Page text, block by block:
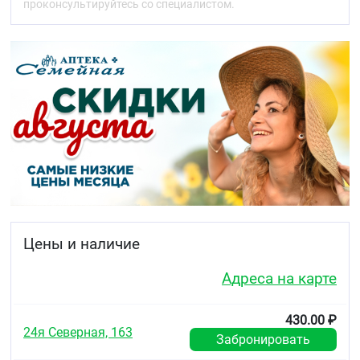
оказывает стимулирующий эффект на
УФ-фильтр эффективно защищает волосы от
негативного действия солнечных лучей по
всему УФ-фильтру, защищает окрашенные
волосы от выгорания.
Декспантенол действует как на кожу головы,
так и по всей длине волос. Он нормализует
обмен веществ, увлажняет и успокаивает кожу
головы. Проникая в стержень волоса,
декспантенол улучшает состояние волос,
способствуя их эластичности и гибкости.
концентрации укрепляют структуру дермы
выпадение и способствуют увеличению
Показания
Рекомендован для бережного ухода за
проконсультируйтесь со специалистом.
Цены и наличие
Адреса на карте
24я Северная, 163
430.00 ₽
Забронировать